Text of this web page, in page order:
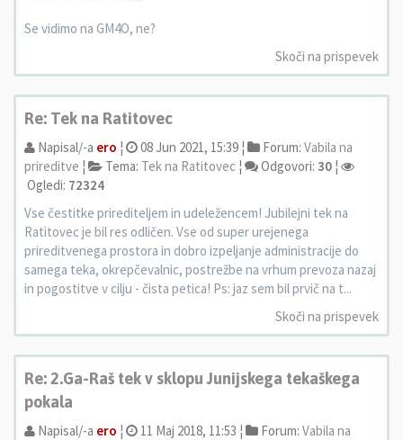
Se vidimo na GM4O, ne?
Skoči na prispevek
Re: Tek na Ratitovec
Napisal/-a ero ¦ 08 Jun 2021, 15:39 ¦ Forum: Vabila na
prireditve ¦ Tema: Tek na Ratitovec ¦ Odgovori: 30 ¦
Ogledi: 72324
Vse čestitke prirediteljem in udeležencem! Jubilejni tek na
Ratitovec je bil res odličen. Vse od super urejenega
prireditvenega prostora in dobro izpeljanje administracije do
samega teka, okrepčevalnic, postrežbe na vrhum prevoza nazaj
in pogostitve v cilju - čista petica! Ps: jaz sem bil prvič na t...
Skoči na prispevek
Re: 2.Ga-Raš tek v sklopu Junijskega tekaškega
pokala
Napisal/-a ero ¦ 11 Maj 2018, 11:53 ¦ Forum: Vabila na